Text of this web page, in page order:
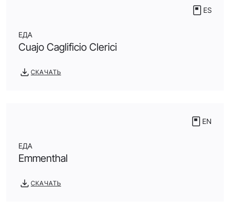
ES
ЕДА
Cuajo Caglificio Clerici
СКАЧАТЬ
EN
ЕДА
Emmenthal
СКАЧАТЬ